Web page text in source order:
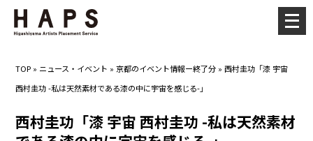
TOP » ニュース・イベント »京都のイベント情報ー終了分 »西村圭功「漆 宇宙
西村圭功 -私は天然素材である漆の中に宇宙を感じる-」
西村圭功「漆 宇宙 西村圭功 -私は天然素材
メ
ニ
ー
開